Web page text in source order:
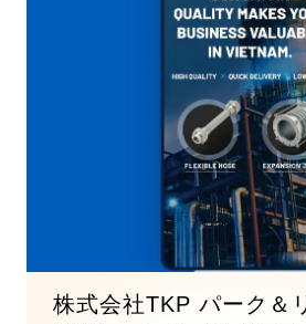
株式会社TKP パーク＆